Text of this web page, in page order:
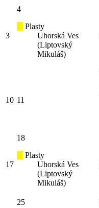
3
4
Plasty
Uhorská Ves
(Liptovský
Mikuláš)
10 11
17
18
Plasty
Uhorská Ves
(Liptovský
Mikuláš)
25